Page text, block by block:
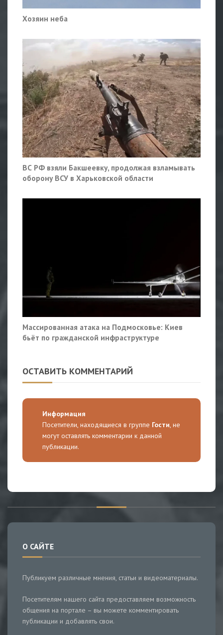
Хозяин неба
ВС РФ взяли Бакшеевку, продолжая взламывать
оборону ВСУ в Харьковской области
Массированная атака на Подмосковье: Киев
бьёт по гражданской инфраструктуре
ОСТАВИТЬ КОММЕНТАРИЙ
Информация
Посетители, находящиеся в группе Гости, не
могут оставлять комментарии к данной
публикации.
О САЙТЕ
Публикуем различные мнения, статьи и видеоматериалы.
Посетителям нашего сайта предоставляем возможность
общения на портале – вы можете комментировать
публикации и добавлять свои.